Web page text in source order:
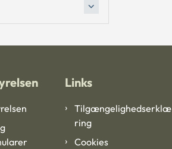
Links
Tilgængelighedserklæ
ring
Cookies